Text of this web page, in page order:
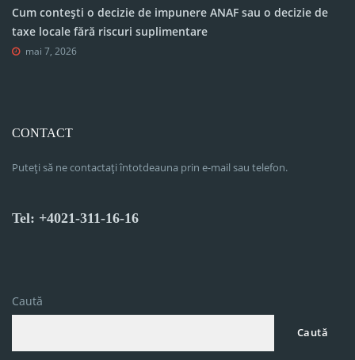
Cum contești o decizie de impunere ANAF sau o decizie de
taxe locale fără riscuri suplimentare
mai 7, 2026
CONTACT
Puteți să ne contactați întotdeauna prin e-mail sau telefon.
Tel: +4021-311-16-16
Caută
Caută